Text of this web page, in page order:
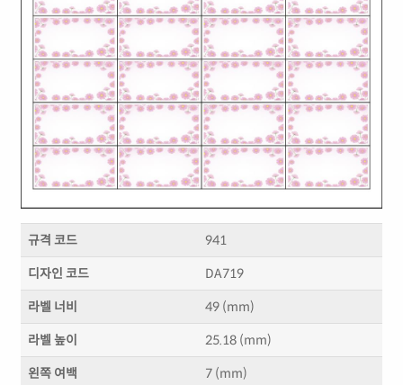
규격 코드 941
디자인 코드 DA719
라벨 너비 49 (mm)
라벨 높이 25.18 (mm)
왼쪽 여백 7 (mm)